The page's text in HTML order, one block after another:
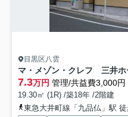
目黒区八雲
7.3万円 管理/共益費3,000円
19.30㎡ (1R) /築18年 /2階建
東急大井町線「九品仏」駅